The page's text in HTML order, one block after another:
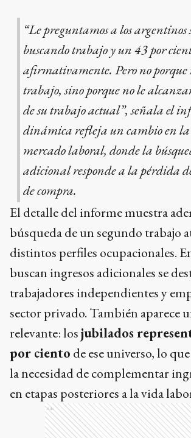
“Le preguntamos a los argentinos
buscando trabajo y un 43 por
afirmativamente. Pero no porque
trabajo, sino porque no le
de su trabajo actual”, señala el
dinámica refleja un cambio en la
mercado laboral, donde la
adicional responde a la pérdida
de compra.
El detalle del informe muestra
búsqueda de un segundo trabajo
distintos perfiles ocupacionales.
buscan ingresos adicionales se
trabajadores independientes y
sector privado. También aparece
relevante: losjubilados
por ciento de ese universo, lo
la necesidad de complementar
en etapas posteriores a la vida
Ads